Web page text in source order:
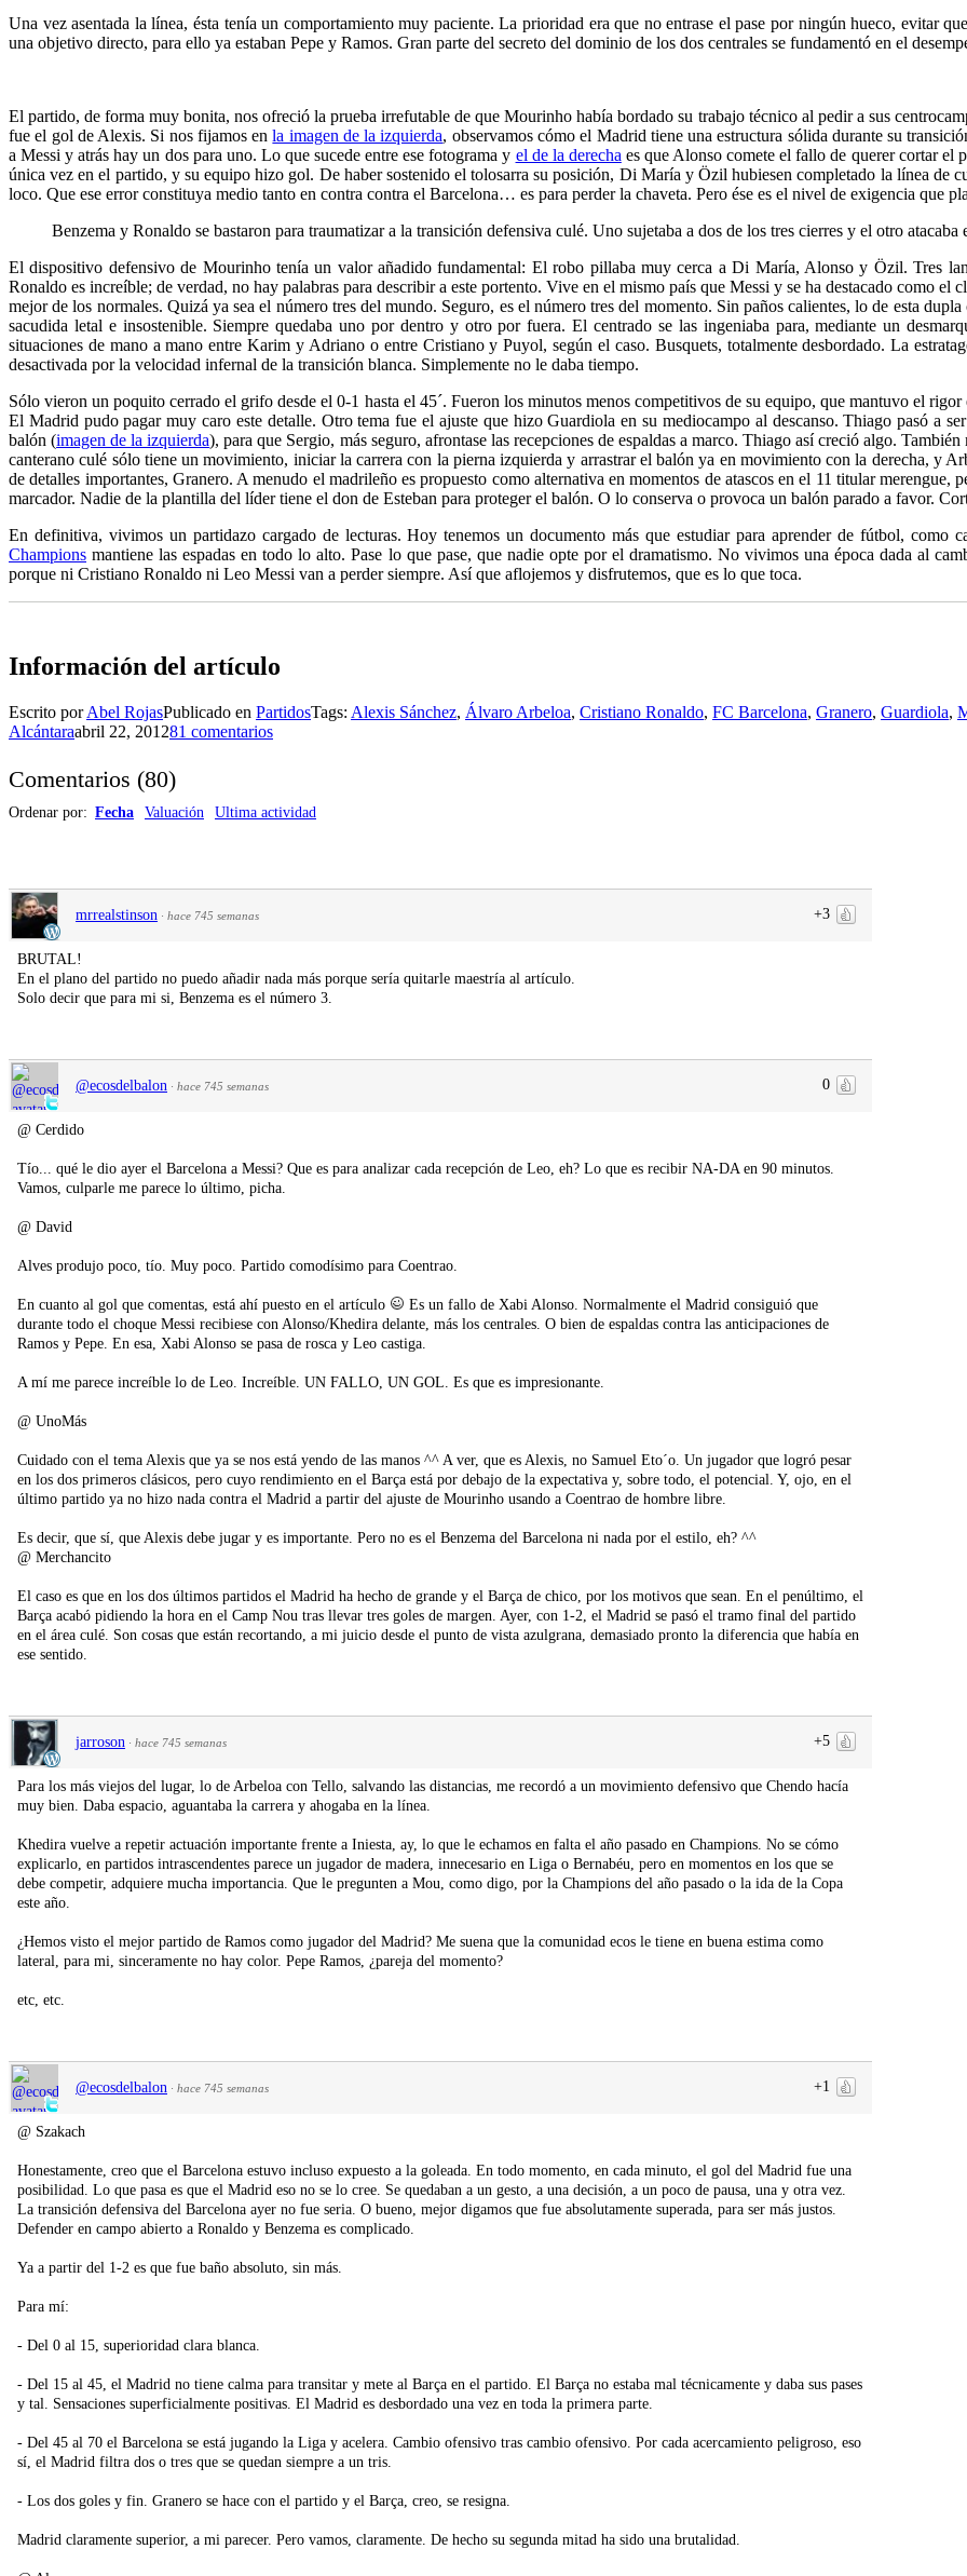
Una vez asentada la línea, ésta tenía un comportamiento muy paciente. La prioridad era que no entrase el pase por ningún hueco, evitar
una objetivo directo, para ello ya estaban Pepe y Ramos. Gran parte del secreto del dominio de los dos centrales se fundamentó en el
El partido, de forma muy bonita, nos ofreció la prueba irrefutable de que Mourinho había bordado su trabajo técnico al pedir a sus
fue el gol de Alexis. Si nos fijamos enla imagen de la izquierda, observamos cómo el Madrid tiene una estructura sólida durante su
a Messi y atrás hay un dos para uno. Lo que sucede entre ese fotograma y el de la derecha es que Alonso comete el fallo de querer cortar el
única vez en el partido, y su equipo hizo gol. De haber sostenido el tolosarra su posición, Di María y Özil hubiesen completado la línea de
loco. Que ese error constituya medio tanto en contra contra el Barcelona… es para perder la chaveta. Pero ése es el nivel de exigencia que
Benzema y Ronaldo se bastaron para traumatizar a la transición defensiva culé. Uno sujetaba a dos de los tres cierres y el otro atacaba
El dispositivo defensivo de Mourinho tenía un valor añadido fundamental: El robo pillaba muy cerca a Di María, Alonso y Özil. Tres
Ronaldo es increíble; de verdad, no hay palabras para describir a este portento. Vive en el mismo país que Messi y se ha destacado como el
mejor de los normales. Quizá ya sea el número tres del mundo. Seguro, es el número tres del momento. Sin paños calientes, lo de esta
sacudida letal e insostenible. Siempre quedaba uno por dentro y otro por fuera. El centrado se las ingeniaba para, mediante un
situaciones de mano a mano entre Karim y Adriano o entre Cristiano y Puyol, según el caso. Busquets, totalmente desbordado. La
desactivada por la velocidad infernal de la transición blanca. Simplemente no le daba tiempo.
Sólo vieron un poquito cerrado el grifo desde el 0-1 hasta el 45´. Fueron los minutos menos competitivos de su equipo, que mantuvo el
El Madrid pudo pagar muy caro este detalle. Otro tema fue el ajuste que hizo Guardiola en su mediocampo al descanso. Thiago pasó a
balón (imagen de la izquierda), para que Sergio, más seguro, afrontase las recepciones de espaldas a marco. Thiago así creció algo.
canterano culé sólo tiene un movimiento, iniciar la carrera con la pierna izquierda y arrastrar el balón ya en movimiento con la derecha, y
de detalles importantes, Granero. A menudo el madrileño es propuesto como alternativa en momentos de atascos en el 11 titular
marcador. Nadie de la plantilla del líder tiene el don de Esteban para proteger el balón. O lo conserva o provoca un balón parado a favor.
En definitiva, vivimos un partidazo cargado de lecturas. Hoy tenemos un documento más que estudiar para aprender de fútbol, como
Champions mantiene las espadas en todo lo alto. Pase lo que pase, que nadie opte por el dramatismo. No vivimos una época dada al
porque ni Cristiano Ronaldo ni Leo Messi van a perder siempre. Así que aflojemos y disfrutemos, que es lo que toca.
Información del artículo
Escrito porAbel RojasPublicado en PartidosTags: Alexis Sánchez, Álvaro Arbeloa, Cristiano Ronaldo, FC Barcelona, Granero, Guardiola,
Alcántaraabril 22, 201281 comentarios
Comentarios (80)
Ordenar por: Fecha Valuación Ultima actividad
+3
mrrealstinson · hace 745 semanas
BRUTAL!
En el plano del partido no puedo añadir nada más porque sería quitarle maestría al artículo.
Solo decir que para mi si, Benzema es el número 3.
0
@ecosdelbalon · hace 745 semanas
@ Cerdido
Tío... qué le dio ayer el Barcelona a Messi? Que es para analizar cada recepción de Leo, eh? Lo que es recibir NA-DA en 90 minutos.
Vamos, culparle me parece lo último, picha.
@ David
Alves produjo poco, tío. Muy poco. Partido comodísimo para Coentrao.
En cuanto al gol que comentas, está ahí puesto en el artículo
Es un fallo de Xabi Alonso. Normalmente el Madrid consiguió que
durante todo el choque Messi recibiese con Alonso/Khedira delante, más los centrales. O bien de espaldas contra las anticipaciones de
Ramos y Pepe. En esa, Xabi Alonso se pasa de rosca y Leo castiga.
A mí me parece increíble lo de Leo. Increíble. UN FALLO, UN GOL. Es que es impresionante.
@ UnoMás
Cuidado con el tema Alexis que ya se nos está yendo de las manos ^^ A ver, que es Alexis, no Samuel Eto´o. Un jugador que logró pesar
en los dos primeros clásicos, pero cuyo rendimiento en el Barça está por debajo de la expectativa y, sobre todo, el potencial. Y, ojo, en el
último partido ya no hizo nada contra el Madrid a partir del ajuste de Mourinho usando a Coentrao de hombre libre.
Es decir, que sí, que Alexis debe jugar y es importante. Pero no es el Benzema del Barcelona ni nada por el estilo, eh? ^^
@ Merchancito
El caso es que en los dos últimos partidos el Madrid ha hecho de grande y el Barça de chico, por los motivos que sean. En el penúltimo, el
Barça acabó pidiendo la hora en el Camp Nou tras llevar tres goles de margen. Ayer, con 1-2, el Madrid se pasó el tramo final del partido
en el área culé. Son cosas que están recortando, a mi juicio desde el punto de vista azulgrana, demasiado pronto la diferencia que había en
ese sentido.
+5
jarroson · hace 745 semanas
Para los más viejos del lugar, lo de Arbeloa con Tello, salvando las distancias, me recordó a un movimiento defensivo que Chendo hacía
muy bien. Daba espacio, aguantaba la carrera y ahogaba en la línea.
Khedira vuelve a repetir actuación importante frente a Iniesta, ay, lo que le echamos en falta el año pasado en Champions. No se cómo
explicarlo, en partidos intrascendentes parece un jugador de madera, innecesario en Liga o Bernabéu, pero en momentos en los que se
debe competir, adquiere mucha importancia. Que le pregunten a Mou, como digo, por la Champions del año pasado o la ida de la Copa
este año.
¿Hemos visto el mejor partido de Ramos como jugador del Madrid? Me suena que la comunidad ecos le tiene en buena estima como
lateral, para mi, sinceramente no hay color. Pepe Ramos, ¿pareja del momento?
etc, etc.
+1
@ecosdelbalon · hace 745 semanas
@ Szakach
Honestamente, creo que el Barcelona estuvo incluso expuesto a la goleada. En todo momento, en cada minuto, el gol del Madrid fue una
posibilidad. Lo que pasa es que el Madrid eso no se lo cree. Se quedaban a un gesto, a una decisión, a un poco de pausa, una y otra vez.
La transición defensiva del Barcelona ayer no fue seria. O bueno, mejor digamos que fue absolutamente superada, para ser más justos.
Defender en campo abierto a Ronaldo y Benzema es complicado.
Ya a partir del 1-2 es que fue baño absoluto, sin más.
Para mí:
- Del 0 al 15, superioridad clara blanca.
- Del 15 al 45, el Madrid no tiene calma para transitar y mete al Barça en el partido. El Barça no estaba mal técnicamente y daba sus pases
y tal. Sensaciones superficialmente positivas. El Madrid es desbordado una vez en toda la primera parte.
- Del 45 al 70 el Barcelona se está jugando la Liga y acelera. Cambio ofensivo tras cambio ofensivo. Por cada acercamiento peligroso, eso
sí, el Madrid filtra dos o tres que se quedan siempre a un tris.
- Los dos goles y fin. Granero se hace con el partido y el Barça, creo, se resigna.
Madrid claramente superior, a mi parecer. Pero vamos, claramente. De hecho su segunda mitad ha sido una brutalidad.